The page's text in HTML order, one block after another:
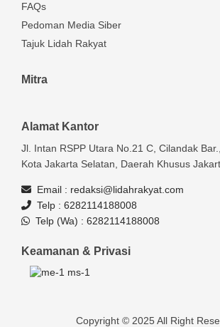
FAQs
Pedoman Media Siber
Tajuk Lidah Rakyat
Mitra
Alamat Kantor
Jl. Intan RSPP Utara No.21 C, Cilandak
Kota Jakarta Selatan, Daerah Khusus
Email : redaksi@lidahrakyat.com
Telp : 6282114188008
Telp (Wa) : 6282114188008
Keamanan & Privasi
Copyright © 2025 All Right